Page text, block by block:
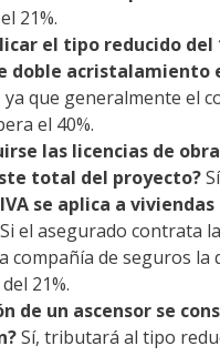
21%.
el tipo reducido del
doble acristalamiento
ya que generalmente el
el 40%.
las licencias de
total del proyecto?
se aplica a viviendas
Si el asegurado contrata
compañía de seguros la
21%.
de un ascensor se
Sí, tributará al tipo